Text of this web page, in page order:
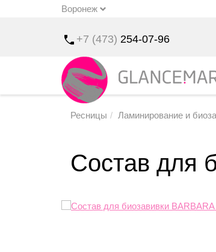
Воронеж u
+7 (473) 254-07-96
Ресницы Ламинирование и
Состав для